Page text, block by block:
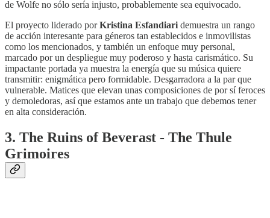
de Wolfe no sólo sería injusto, probablemente sea equivocado.
El proyecto liderado porKristina Esfandiari demuestra un rango
de acción interesante para géneros tan establecidos e inmovilistas
como los mencionados, y también un enfoque muy personal,
marcado por un despliegue muy poderoso y hasta carismático. Su
impactante portada ya muestra la energía que su música quiere
transmitir: enigmática pero formidable. Desgarradora a la par que
vulnerable. Matices que elevan unas composiciones de por sí feroces
y demoledoras, así que estamos ante un trabajo que debemos tener
en alta consideración.
3. The Ruins of Beverast - The Thule
Grimoires